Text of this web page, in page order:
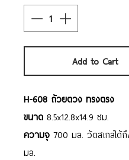
Add to Cart
H-608 ถ้วยตวง ทรงตรง
ขนาด 8.5x12.8x14.9 ซม.
ความจุ 700 มล. วัดสเกลได้
มล.